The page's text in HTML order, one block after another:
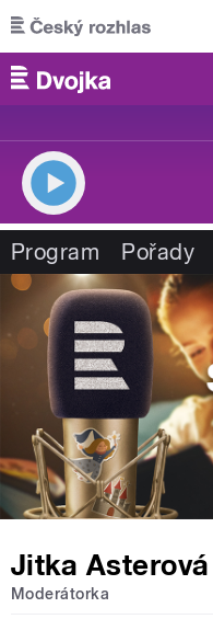
Přejít k hlavnímu obsahu
Program Pořady
Jitka Asterová
Moderátorka